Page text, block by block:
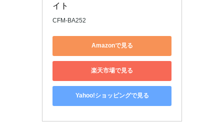
イト
CFM-BA252
Amazonで見る
楽天市場で見る
Yahoo!ショッピングで見る